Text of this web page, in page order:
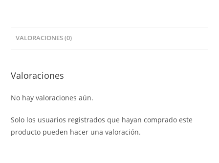
VALORACIONES (0)
Valoraciones
No hay valoraciones aún.
Solo los usuarios registrados que hayan comprado este
producto pueden hacer una valoración.